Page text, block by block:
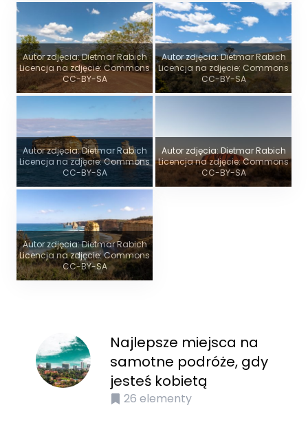
Autor zdjęcia: Dietmar Rabich
Licencja na zdjęcie: Commons
CC-BY-SA
Autor zdjęcia: Dietmar Rabich
Licencja na zdjęcie: Commons
CC-BY-SA
Autor zdjęcia: Dietmar Rabich
Licencja na zdjęcie: Commons
CC-BY-SA
Autor zdjęcia: Dietmar Rabich
Licencja na zdjęcie: Commons
CC-BY-SA
Autor zdjęcia: Dietmar Rabich
Licencja na zdjęcie: Commons
CC-BY-SA
Najlepsze miejsca na
samotne podróże, gdy
jesteś kobietą
26 elementy